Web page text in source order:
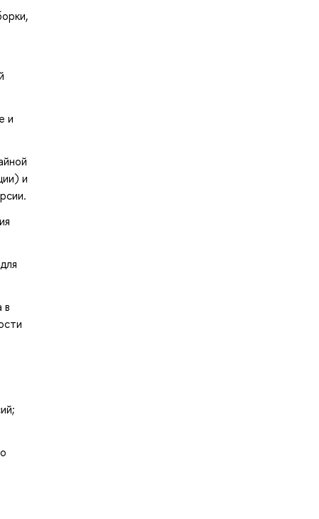
и
и
в